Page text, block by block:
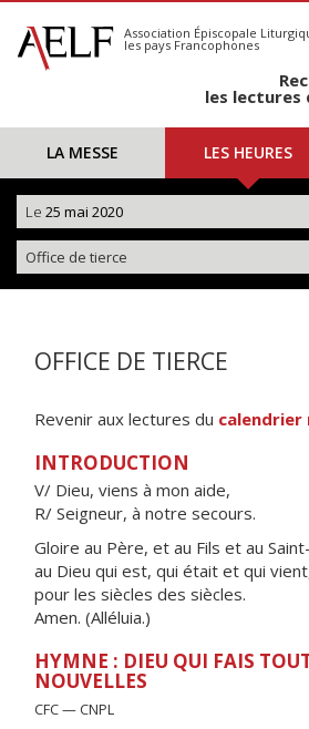
S'abonner
Calendrier
Association Épiscopale
les pays Francophones
les lectures
LA MESSE LES HEURES
Le 25 mai 2020
Office de tierce
OFFICE DE TIERCE
Revenir aux lectures du calendrier
INTRODUCTION
V/ Dieu, viens à mon aide,
R/ Seigneur, à notre secours.
Gloire au Père, et au Fils et au
au Dieu qui est, qui était et qui
pour les siècles des siècles.
Amen. (Alléluia.)
HYMNE : DIEU QUI FAIS
NOUVELLES
CFC — CNPL